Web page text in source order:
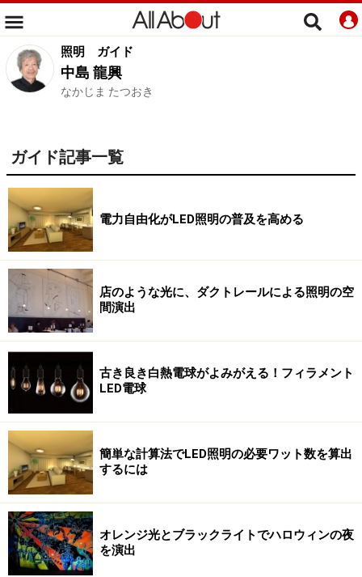
照明 ガイド
中島 龍興
なかじま たつおき
ガイド記事一覧
電力自由化がLED照明の普及を高める
店のような光に、ダクトレールによる照明の空
間演出
古き良き白熱電球がよみがえる！フィラメント
LED電球
簡単な計算法でLED照明の必要ワット数を算出
するには
オレンジ光とブラックライトでハロウィンの夜
を演出